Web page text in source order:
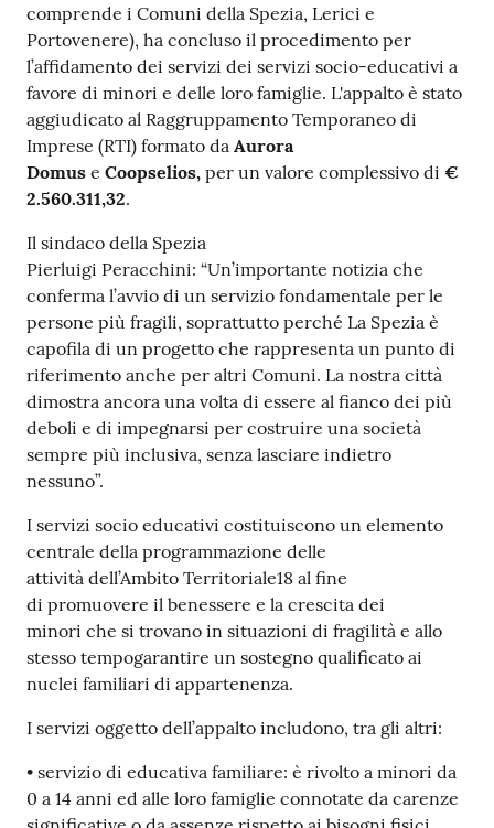
t
i
A
a
g
r
f
i
c
i
o
n
l
i
n
e
N
P
R
Tutti
gli
Seguici
comprende i Comuni della Spezia, Lerici e
Portovenere), ha concluso il procedimento per
l’affidamento dei servizi dei servizi socio-educativi a
favore di minori e delle loro famiglie. L'appalto è stato
aggiudicato al Raggruppamento Temporaneo di
Imprese (RTI) formato da Aurora
Domus e Coopselios, per un valore complessivo di €
2.560.311,32.
Il sindaco della Spezia
Pierluigi Peracchini: “Un’importante notizia che
conferma l’avvio di un servizio fondamentale per le
persone più fragili, soprattutto perché La Spezia è
capofila di un progetto che rappresenta un punto di
riferimento anche per altri Comuni. La nostra città
dimostra ancora una volta di essere al fianco dei più
deboli e di impegnarsi per costruire una società
sempre più inclusiva, senza lasciare indietro
nessuno”.
I servizi socio educativi costituiscono un elemento
centrale della programmazione delle
attività dell’Ambito Territoriale18 al fine
di promuovere il benessere e la crescita dei
minori che si trovano in situazioni di fragilità e allo
stesso tempogarantire un sostegno qualificato ai
nuclei familiari di appartenenza.
I servizi oggetto dell’appalto includono, tra gli altri:
• servizio di educativa familiare: è rivolto a minori da
0 a 14 anni ed alle loro famiglie connotate da carenze